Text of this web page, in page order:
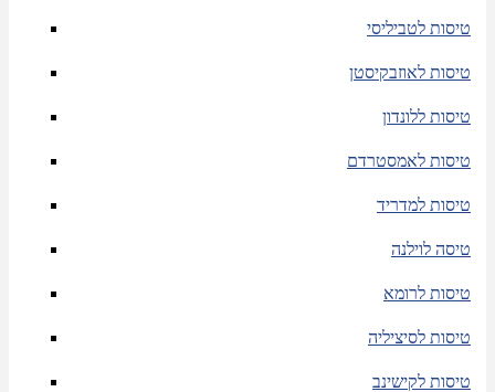
טיסות לטביליסי
טיסות לאוזבקיסטן
טיסות ללונדון
טיסות לאמסטרדם
טיסות למדריד
טיסה לוילנה
טיסות לרומא
טיסות לסיציליה
טיסות לקישינב